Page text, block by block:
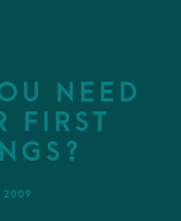
need
first
2009